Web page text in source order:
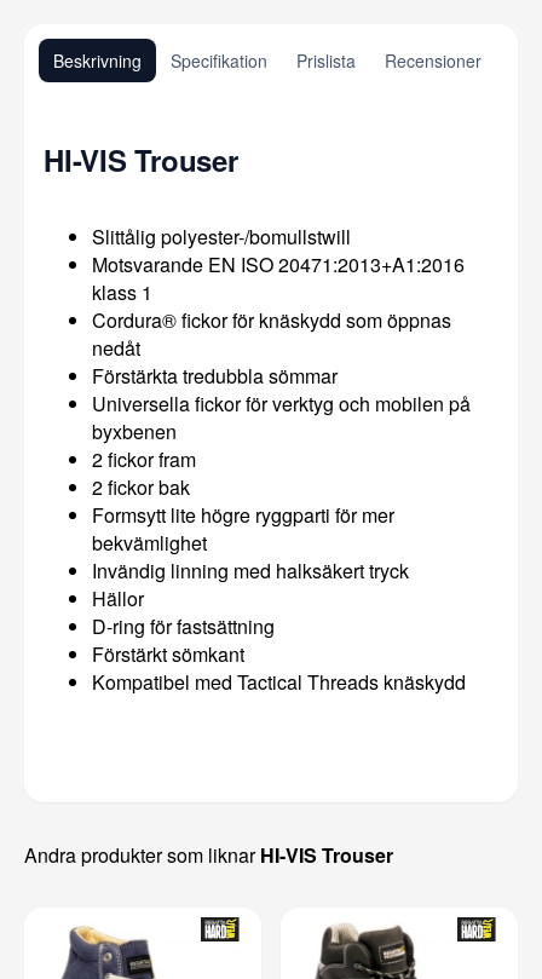
Beskrivning Specifikation Prislista Recensioner
HI-VIS Trouser
Slittålig polyester-/bomullstwill
Motsvarande EN ISO 20471:2013+A1:2016
klass 1
Cordura® fickor för knäskydd som öppnas
nedåt
Förstärkta tredubbla sömmar
Universella fickor för verktyg och mobilen på
byxbenen
2 fickor fram
2 fickor bak
Formsytt lite högre ryggparti för mer
bekvämlighet
Invändig linning med halksäkert tryck
Hällor
D-ring för fastsättning
Förstärkt sömkant
Kompatibel med Tactical Threads knäskydd
Andra produkter som liknarHI-VIS Trouser